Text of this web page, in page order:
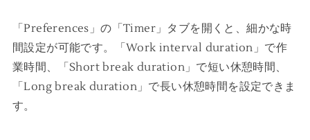
「Preferences」の「Timer」タブを開くと、細かな時
間設定が可能です。「Work interval duration」で作
業時間、「Short break duration」で短い休憩時間、
「Long break duration」で長い休憩時間を設定できま
す。